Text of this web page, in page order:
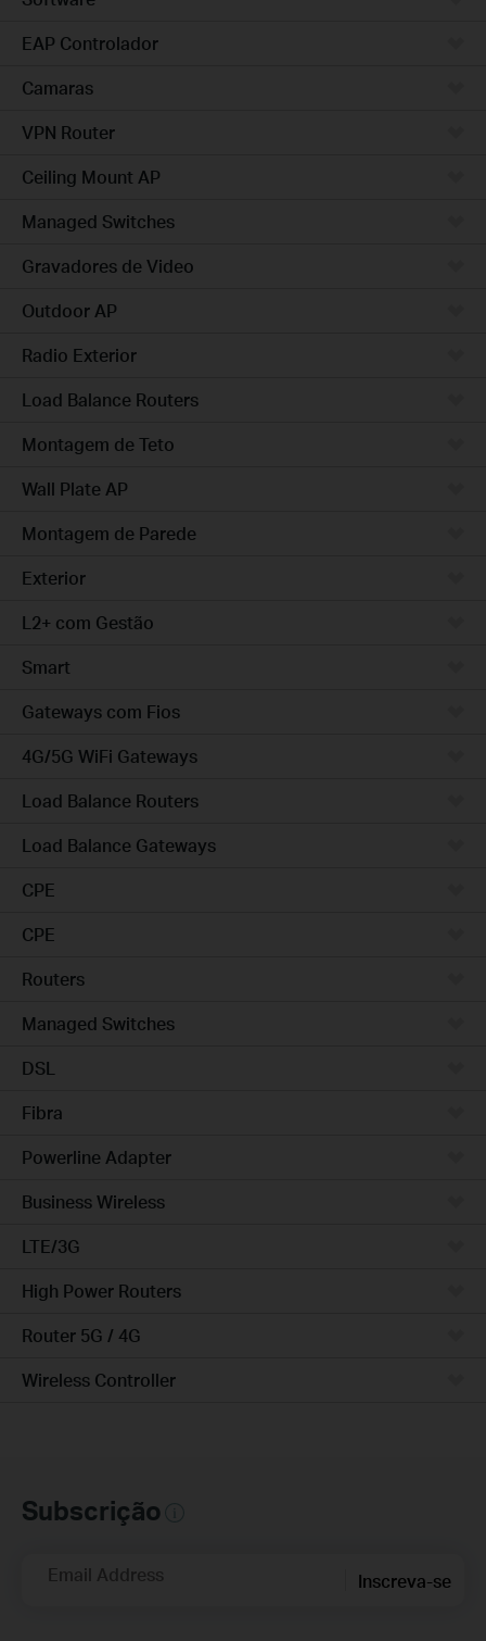
EAP Controlador
Camaras
VPN Router
Ceiling Mount AP
Managed Switches
Gravadores de Video
Outdoor AP
Radio Exterior
Load Balance Routers
Montagem de Teto
Wall Plate AP
Montagem de Parede
Exterior
L2+ com Gestão
Smart
Gateways com Fios
4G/5G WiFi Gateways
Load Balance Routers
Load Balance Gateways
CPE
CPE
Routers
Managed Switches
DSL
Fibra
Powerline Adapter
Business Wireless
LTE/3G
High Power Routers
Router 5G / 4G
Wireless Controller
Subscrição
Email Address Inscreva-se